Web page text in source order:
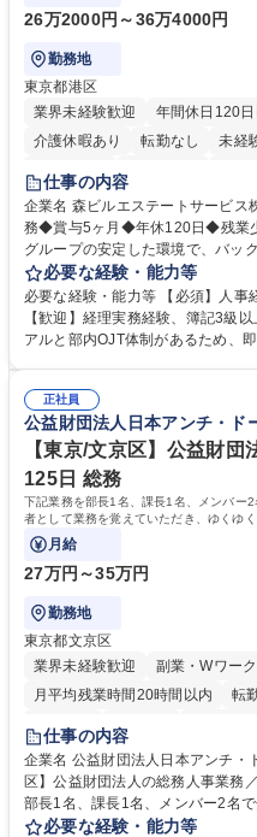
26万2000円～36万4000円
勤務地
東京都港区
業界未経験歓迎
年間休日120日
介護休暇あり
転勤なし 未経
経験者歓迎
完全週休2日制
交通費支給
仕事の内容
企業名 森ビルエステートサービス株式会社 求人名 【森ビ
務◆賞与5ヶ月◆年休120日◆残業少なめ◆リモ
グループの安定した環境で、バッ
をお任せします。 労務と総務の業
度改定などのコア業務にも挑戦できる
理、給与計算、社会保険手続き、
き、社内規定の改定や人事制度改
でも質問・相談できる環境が整って
集職種 【森ビルG】人事・総務◆
リモート可
必要な経験・能力等
必要な経験・能力等 【必須】人事
【歓迎】経理実務経験、簿記3級
アルと部内OJT体制があるため、
務に挑戦できるため、自身の成長
きます。 残業少なめ、週1日リモ
ち長期活躍できる環境です。 「こ
キャリアを築きたい」という前向き
歴・資格 学歴：大学院 大学 高専
簿記検定1級 日商簿記検定2級 日
正社員
公益財団法人日本アンチ・ド
【東京/文京区】公益財団
125日 総務
下記業務を部長1名、課長1名、メンバー
者として業務を覚えていただき、ゆくゆ
躍いただくことを期待しています。
月給
27万円～35万円
勤務地
東京都文京区
業界未経験歓迎
副業・Wワー
月平均残業時間20時間以内
転
賞与あり
育休あり
食事補助あり
仕事の内容
企業名 公益財団法人日本アンチ・ドーピング機
区】公益財団法人の総務人事業務／年間休日125日
部長1名、課長1名、メンバー2名
当者として業務を覚えていただき
必要な経験・能力等